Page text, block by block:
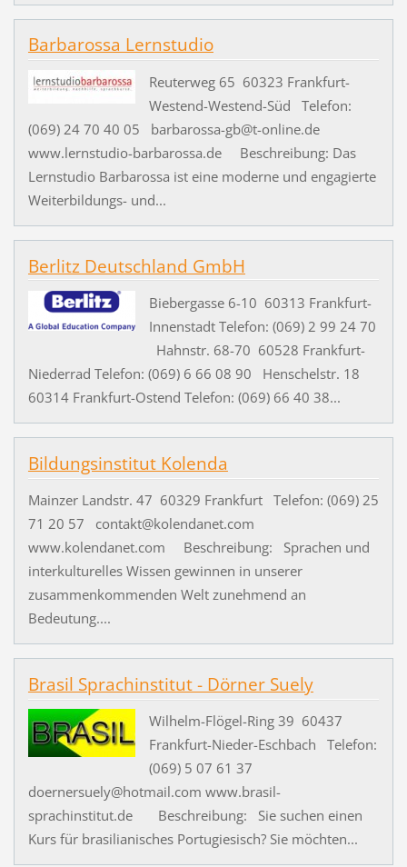
Barbarossa Lernstudio
Reuterweg 65 60323 Frankfurt-
Westend-Westend-Süd Telefon:
(069) 24 70 40 05 barbarossa-gb@t-online.de
www.lernstudio-barbarossa.de Beschreibung: Das
Lernstudio Barbarossa ist eine moderne und engagierte
Weiterbildungs- und...
Berlitz Deutschland GmbH
Biebergasse 6-10 60313 Frankfurt-
Innenstadt Telefon: (069) 2 99 24 70
Hahnstr. 68-70 60528 Frankfurt-
Niederrad Telefon: (069) 6 66 08 90 Henschelstr. 18
60314 Frankfurt-Ostend Telefon: (069) 66 40 38...
Bildungsinstitut Kolenda
Mainzer Landstr. 47 60329 Frankfurt Telefon: (069) 25
71 20 57 contakt@kolendanet.com
www.kolendanet.com Beschreibung: Sprachen und
interkulturelles Wissen gewinnen in unserer
zusammenkommenden Welt zunehmend an
Bedeutung....
Brasil Sprachinstitut - Dörner Suely
Wilhelm-Flögel-Ring 39 60437
Frankfurt-Nieder-Eschbach Telefon:
(069) 5 07 61 37
doernersuely@hotmail.com www.brasil-
sprachinstitut.de Beschreibung: Sie suchen einen
Kurs für brasilianisches Portugiesisch? Sie möchten...